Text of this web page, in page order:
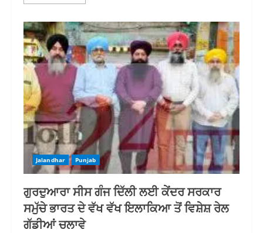
ਨਾਨਕ
ਦੇਵ
ਯੂਨੀਵਰਸਿਟੀ
ਵਿੱਚ
ਹੋਏ
ਯੂਥ
ਫੈਸਟੀਵਲ
ਤਬਲਾ
ਮੁਕਾਬਲੇ
ਵਿੱਚ
ਜਸ਼ਨਦੀਪ
ਸਿੰਘ
ਸਠਿਆਲਾ
ਪਹਿਲੇ
ਸਥਾਨ
ਤੇ
ਆਏ
Jalandhar Punjab
ਗੁਰਦੁਆਰਾ ਸੀਸ ਗੰਜ ਦਿੱਲੀ ਲਈ ਕੇਂਦਰ ਸਰਕਾਰ
ਸਮੁੱਚੇ ਭਾਰਤ ਦੇ ਵੱਖ ਵੱਖ ਇਲਾਕਿਆ ਤੋਂ ਵਿਸ਼ੇਸ਼ ਰੇਲ
ਗੱਡੀਆਂ ਚਲਾਵੇ